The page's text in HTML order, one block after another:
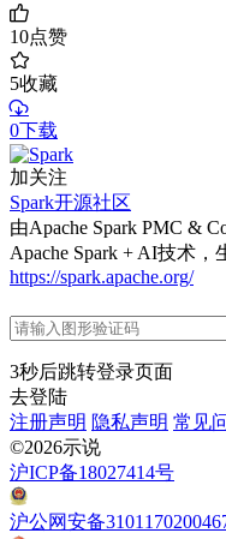
10点赞
5收藏
0下载
加关注
Spark开源社区
由Apache Spark PMC &
Apache Spark + AI技术，
https://spark.apache.org/
3秒后跳转登录页面
去登陆
注册声明 隐私声明 常见
©2026示说
沪ICP备18027414号
沪公网安备